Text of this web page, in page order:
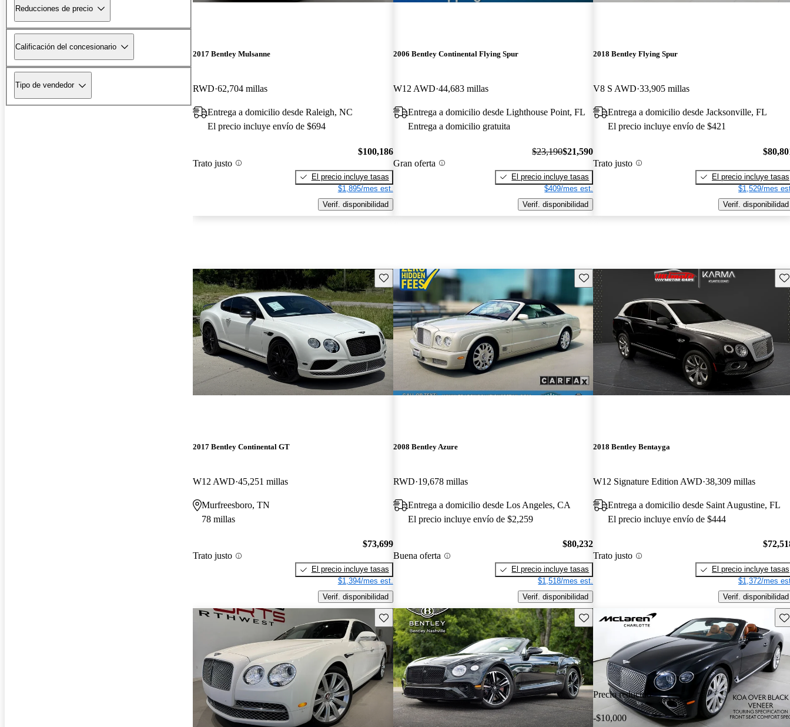
Reducciones de precio
Calificación del concesionario
Tipo de vendedor
2017 Bentley Mulsanne
RWD 62,704 millas
Entrega a domicilio desde Raleigh, NC
El precio incluye envío de $694
Trato justo
$100,186
El precio incluye tasas
$1,895/mes est.
Verif. disponibilidad
2006 Bentley Continental Flying Spur
W12 AWD 44,683 millas
Entrega a domicilio desde Lighthouse Point, FL
Entrega a domicilio gratuita
Gran oferta
$23,190$21,590
El precio incluye tasas
$409/mes est.
Verif. disponibilidad
2018 Bentley Flying Spur
V8 S AWD 33,905 millas
Entrega a domicilio desde Jacksonville, FL
El precio incluye envío de $421
Trato justo
El precio incluye tasas
$1,529/mes
Verif. disponibilidad
Guarda este Aviso
2017 Bentley Continental GT
W12 AWD 45,251 millas
Murfreesboro, TN
78 millas
Trato justo
$73,699
El precio incluye tasas
$1,394/mes est.
Verif. disponibilidad
Guarda este Aviso
2008 Bentley Azure
RWD 19,678 millas
Entrega a domicilio desde Los Angeles, CA
El precio incluye envío de $2,259
Buena oferta
$80,232
El precio incluye tasas
$1,518/mes est.
Verif. disponibilidad
2018 Bentley Bentayga
W12 Signature Edition AWD 38,309 millas
Entrega a domicilio desde Saint Augustine, FL
El precio incluye envío de $444
Trato justo
El precio incluye tasas
$1,372/mes
Verif. disponibilidad
Guarda este Aviso Guarda este Aviso
Precio reducido
-$10,000